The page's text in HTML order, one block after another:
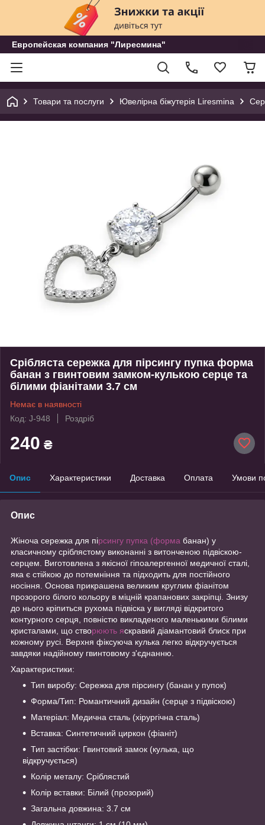
Европейская компания "Лиресмина"
Товари та послуги Ювелірна біжутерія Liresmina
Срібляста сережка для пірсингу пупка форма
банан з гвинтовим замком-кулькою серце та
білими фіанітами 3.7 см
Немає в наявності
Код: J-948
Роздріб
240 ₴
Опис Характеристики Доставка Оплата Умови
Опис
Жіноча сережка для пірсингу пупка (форма банан) у
класичному сріблястому виконанні з витонченою підвіскою-
серцем. Виготовлена з якісної гіпоалергенної медичної сталі,
яка є стійкою до потемніння та підходить для постійного
носіння. Основа прикрашена великим круглим фіанітом
прозорого білого кольору в міцній крапанових закріпці. Знизу
до нього кріпиться рухома підвіска у вигляді відкритого
контурного серця, повністю викладеного маленькими білими
кристалами, що створюють яскравий діамантовий блиск при
кожному русі. Верхня фіксуюча кулька легко відкручується
завдяки надійному гвинтовому з'єднанню.
Характеристики:
Тип виробу: Сережка для пірсингу (банан у пупок)
Форма/Тип: Романтичний дизайн (серце з підвіскою)
Матеріал: Медична сталь (хірургічна сталь)
Вставка: Синтетичний циркон (фіаніт)
Тип застібки: Гвинтовий замок (кулька, що
відкручується)
Колір металу: Сріблястий
Колір вставки: Білий (прозорий)
Загальна довжина: 3.7 см